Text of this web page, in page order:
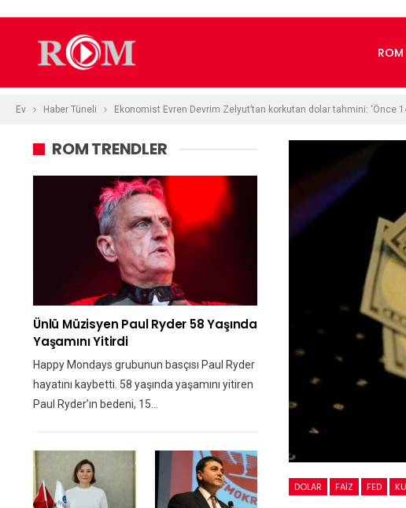
ROM
Ev Haber Tüneli Ekonomist Evren Devrim Zelyut’tan korkutan dolar tahmini: ‘Önce
DOLAR FAIZ FED
ROM TRENDLER
Ünlü Müzisyen Paul Ryder 58 Yaşında
Yaşamını Yitirdi
Happy Mondays grubunun basçısı Paul Ryder
hayatını kaybetti. 58 yaşında yaşamını yitiren
Paul Ryder’ın bedeni, 15…